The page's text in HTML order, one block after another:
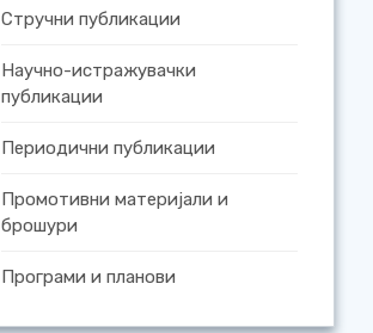
Стручни публикации
Научно-истражувачки
публикации
Периодични публикации
Промотивни материјали и
брошури
Програми и планови